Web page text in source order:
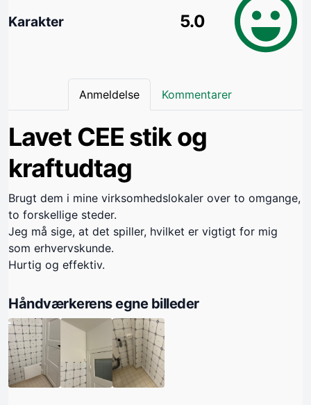
Karakter 5.0
Anmeldelse Kommentarer
Lavet CEE stik og
kraftudtag
Brugt dem i mine virksomhedslokaler over to omgange,
to forskellige steder.
Jeg må sige, at det spiller, hvilket er vigtigt for mig
som erhvervskunde.
Hurtig og effektiv.
Håndværkerens egne billeder